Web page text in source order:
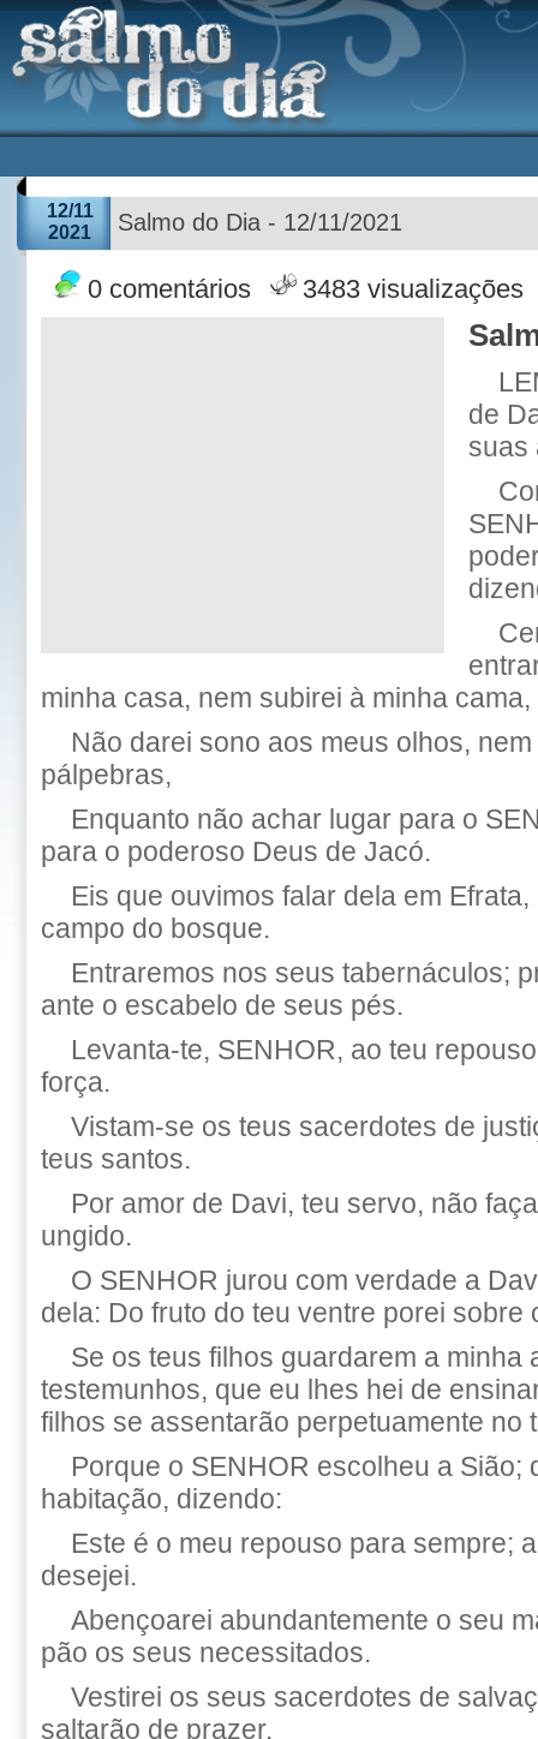
12/11
2021
Salmo do Dia - 12/11/2021
0 comentários 3483 visualizações
de
suas
minha casa, nem subirei à minha cama,
Não darei sono aos meus olhos,
pálpebras,
Enquanto não achar lugar para o
para o poderoso Deus de Jacó.
Eis que ouvimos falar dela em
campo do bosque.
Entraremos nos seus tabernáculos;
ante o escabelo de seus pés.
Levanta-te, SENHOR, ao teu
força.
Vistam-se os teus sacerdotes de
teus santos.
Por amor de Davi, teu servo, não
ungido.
O SENHOR jurou com verdade a
dela: Do fruto do teu ventre porei sobre
Se os teus filhos guardarem a minha
testemunhos, que eu lhes hei de
filhos se assentarão perpetuamente no
Porque o SENHOR escolheu a Sião;
habitação, dizendo:
Este é o meu repouso para sempre;
desejei.
Abençoarei abundantemente o seu
pão os seus necessitados.
Vestirei os seus sacerdotes de
saltarão de prazer.